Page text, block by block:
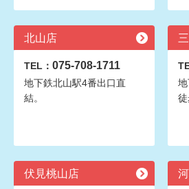
北山店
TEL： 075-708-1711
地下鉄北山駅4番出口直
結。
徒
伏見桃山店